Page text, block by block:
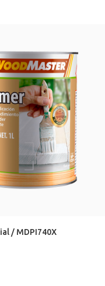
/ MDPI740X